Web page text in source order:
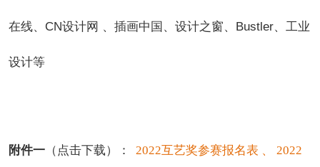
在线、CN设计网 、插画中国、设计之窗、Bustler、工业
设计等
附件一（点击下载）： 2022互艺奖参赛报名表 、 2022